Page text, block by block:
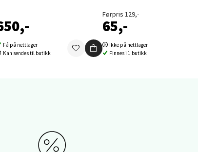
Få på nettlager
Kan sendes til butikk
Førpris 129,-
65,-
Ikke på nettlager
Finnes i 1 butikk